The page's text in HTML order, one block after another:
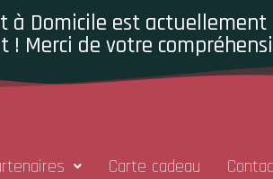
à Domicile est
Merci de votre
Carte cadeau